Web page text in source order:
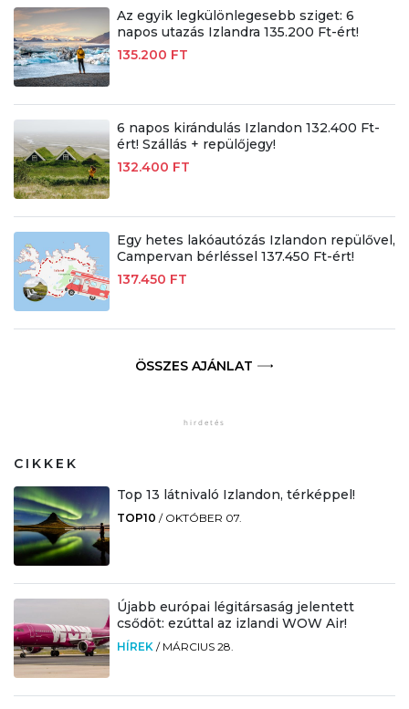
Az egyik legkülönlegesebb sziget: 6
napos utazás Izlandra 135.200 Ft-ért!
135.200 FT
6 napos kirándulás Izlandon 132.400 Ft-
ért! Szállás + repülőjegy!
132.400 FT
Egy hetes lakóautózás Izlandon repülővel,
Campervan bérléssel 137.450 Ft-ért!
137.450 FT
ÖSSZES AJÁNLAT
CIKKEK
Top 13 látnivaló Izlandon, térképpel!
TOP10 / OKTÓBER 07.
Újabb európai légitársaság jelentett
csődöt: ezúttal az izlandi WOW Air!
HÍREK / MÁRCIUS 28.